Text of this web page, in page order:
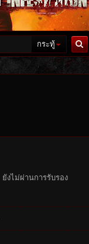
กระทู้
ค้นหา
ยังไม่ผ่านการรับรอง